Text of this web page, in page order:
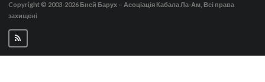
Copyright © 2003-2026 Бней Барух – Асоціація Кабала Ла-Ам, Всі права
захищені